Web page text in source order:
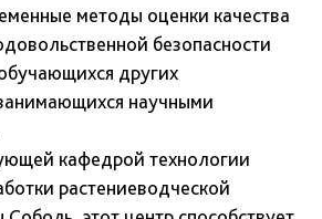
методы оценки качества
безопасности
других
научными
кафедрой технологии
растениеводческой